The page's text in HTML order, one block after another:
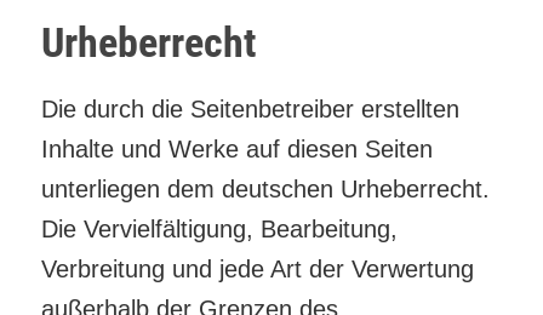
Urheberrecht
Die durch die Seitenbetreiber erstellten
Inhalte und Werke auf diesen Seiten
unterliegen dem deutschen Urheberrecht.
Die Vervielfältigung, Bearbeitung,
Verbreitung und jede Art der Verwertung
außerhalb der Grenzen des